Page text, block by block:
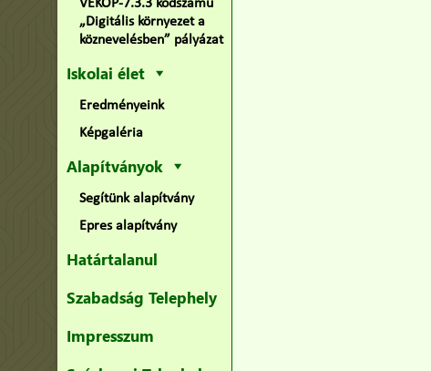
VEKOP-7.3.3 kódszámú
„Digitális környezet a
köznevelésben” pályázat
Iskolai élet
Eredményeink
Képgaléria
Alapítványok
Segítünk alapítvány
Epres alapítvány
Határtalanul
Szabadság Telephely
Impresszum